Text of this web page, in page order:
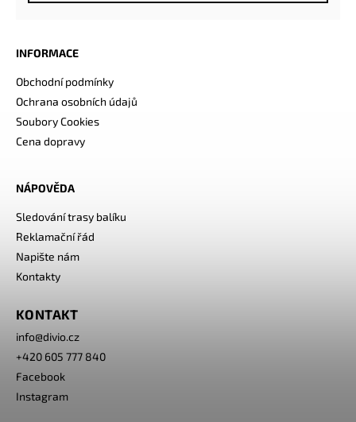
INFORMACE
Obchodní podmínky
Ochrana osobních údajů
Soubory Cookies
Cena dopravy
NÁPOVĚDA
Sledování trasy balíku
Reklamační řád
Napište nám
Kontakty
KONTAKT
info@divio.cz
+420 605 777 840
Facebook
Instagram